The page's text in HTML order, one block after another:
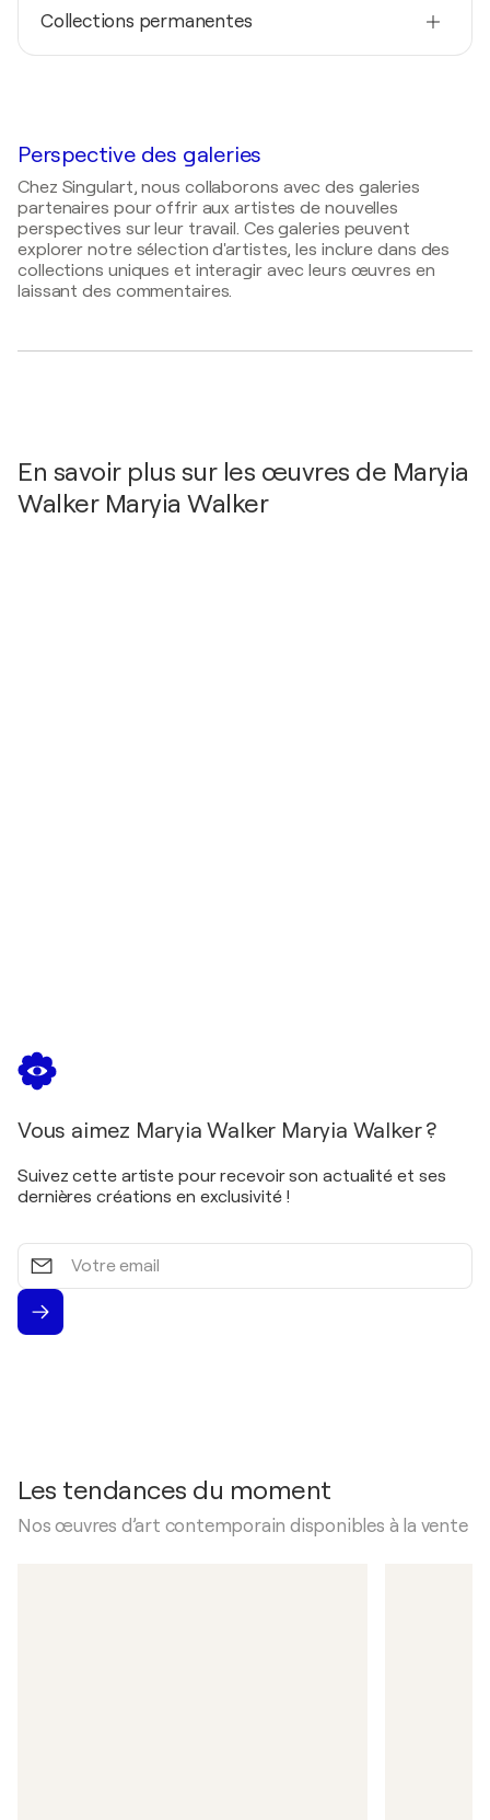
2022
Woman Essence Show Berlin / Musa International
Art Space - Berlin, Allemagne
British Vogue- Art Gallery
2021
Contempoerary Art Curator Magazine- Meet
Energy Artist
Collections permanentes
Garden of Apple Trees, États-Unis
Perspective des galeries
Chez Singulart, nous collaborons avec des galeries
partenaires pour offrir aux artistes de nouvelles
perspectives sur leur travail. Ces galeries peuvent
explorer notre sélection d'artistes, les inclure dans des
collections uniques et interagir avec leurs œuvres en
laissant des commentaires.
En savoir plus sur les œuvres de Maryia
Walker Maryia Walker
Vous aimez Maryia Walker Maryia Walker ?
Suivez cette artiste pour recevoir son actualité et ses
dernières créations en exclusivité !
Votre
email
Les tendances du moment
Nos œuvres d’art contemporain disponibles à la vente